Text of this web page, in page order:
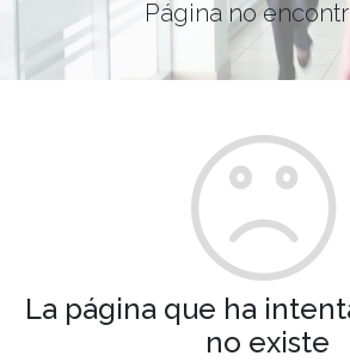
Página no
La página que ha
no existe